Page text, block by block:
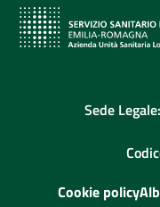
Sede Legale:
Cookie policy